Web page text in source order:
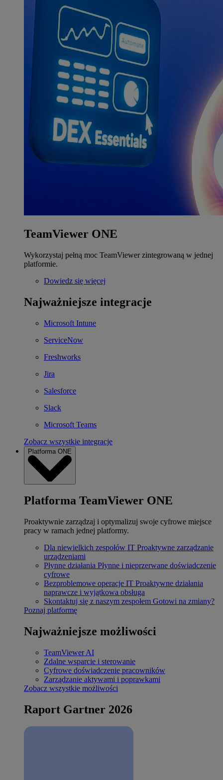
TeamViewer ONE
Wykorzystaj pełną moc TeamViewer zintegrowaną w jednej
platformie.
Dowiedz się więcej
Najważniejsze integracje
Microsoft Intune
ServiceNow
Freshworks
Jira
Salesforce
Slack
Microsoft Teams
Zobacz wszystkie integracje
Platforma ONE
Platforma TeamViewer ONE
Proaktywnie zarządzaj i optymalizuj swoje cyfrowe miejsce
pracy w ramach jednej platformy.
Dla niewielkich zespołów IT Proaktywne zarządzanie
urządzeniami
Płynne działania Płynne i nieprzerwane doświadczenie
cyfrowe
Bezproblemowe operacje IT Proaktywne działania
naprawcze i wyjątkowa obsługa
Skontaktuj się z naszym zespołem Gotowi na zmiany?
Poznaj platformę
Najważniejsze możliwości
TeamViewer AI
Zdalne wsparcie i sterowanie
Cyfrowe doświadczenie pracowników
Zarządzanie aktywami i poprawkami
Zobacz wszystkie możliwości
Raport Gartner 2026